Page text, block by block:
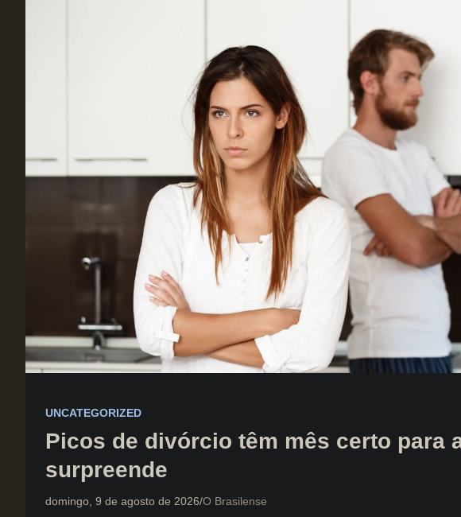
UNCATEGORIZED
Picos de divórcio têm mês certo para
surpreende
domingo, 9 de agosto de 2026 O Brasilense